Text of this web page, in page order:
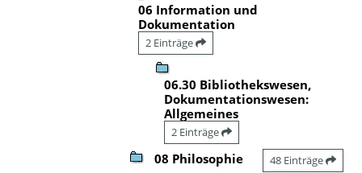
06 Information und
Dokumentation
2 Einträge
06.30 Bibliothekswesen,
Dokumentationswesen:
Allgemeines
2 Einträge
08 Philosophie 48 Einträge